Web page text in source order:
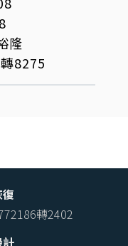
隆
8275
轉2402